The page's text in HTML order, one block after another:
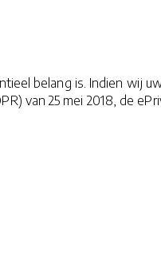
belang is. Indien wij
van 25 mei 2018, de